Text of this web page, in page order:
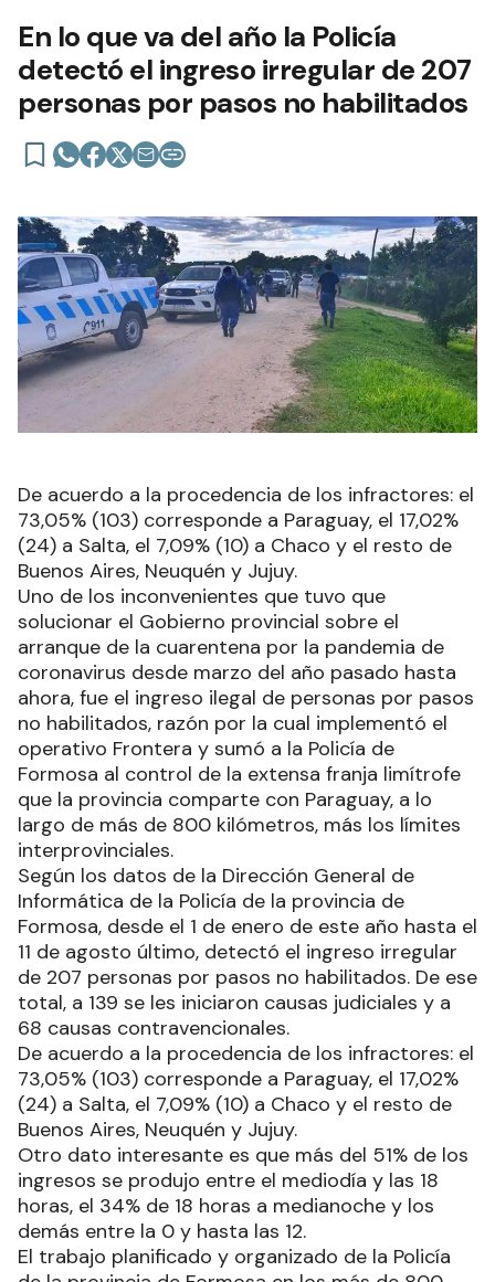
En lo que va del año la Policía
detectó el ingreso irregular de 207
personas por pasos no habilitados
De acuerdo a la procedencia de los infractores: el
73,05% (103) corresponde a Paraguay, el 17,02%
(24) a Salta, el 7,09% (10) a Chaco y el resto de
Buenos Aires, Neuquén y Jujuy.
Uno de los inconvenientes que tuvo que
solucionar el Gobierno provincial sobre el
arranque de la cuarentena por la pandemia de
coronavirus desde marzo del año pasado hasta
ahora, fue el ingreso ilegal de personas por pasos
no habilitados, razón por la cual implementó el
operativo Frontera y sumó a la Policía de
Formosa al control de la extensa franja limítrofe
que la provincia comparte con Paraguay, a lo
largo de más de 800 kilómetros, más los límites
interprovinciales.
Según los datos de la Dirección General de
Informática de la Policía de la provincia de
Formosa, desde el 1 de enero de este año hasta el
11 de agosto último, detectó el ingreso irregular
de 207 personas por pasos no habilitados. De ese
total, a 139 se les iniciaron causas judiciales y a
68 causas contravencionales.
De acuerdo a la procedencia de los infractores: el
73,05% (103) corresponde a Paraguay, el 17,02%
(24) a Salta, el 7,09% (10) a Chaco y el resto de
Buenos Aires, Neuquén y Jujuy.
Otro dato interesante es que más del 51% de los
ingresos se produjo entre el mediodía y las 18
horas, el 34% de 18 horas a medianoche y los
demás entre la 0 y hasta las 12.
El trabajo planificado y organizado de la Policía